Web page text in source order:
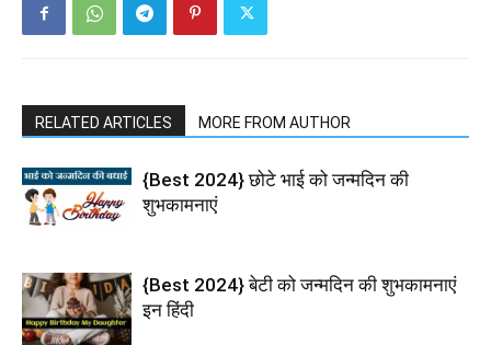
RELATED ARTICLES MORE FROM AUTHOR
{Best 2024} छोटे भाई को जन्मदिन की
शुभकामनाएं
{Best 2024} बेटी को जन्मदिन की शुभकामनाएं
इन हिंदी